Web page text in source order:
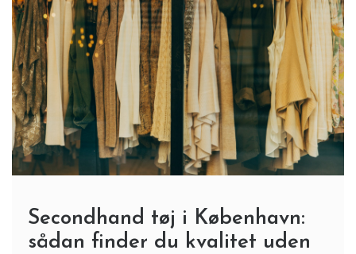
Secondhand tøj i København:
sådan finder du kvalitet uden